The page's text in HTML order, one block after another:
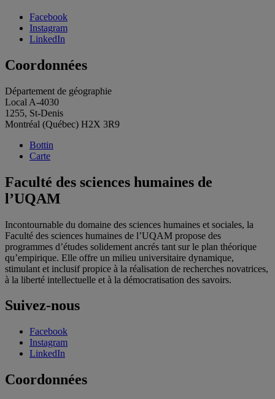
Facebook
Instagram
LinkedIn
Coordonnées
Département de géographie
Local A-4030
1255, St-Denis
Montréal (Québec) H2X 3R9
Bottin
Carte
Faculté des sciences humaines de
l’UQAM
Incontournable du domaine des sciences humaines et sociales, la
Faculté des sciences humaines de l’UQAM propose des
programmes d’études solidement ancrés tant sur le plan théorique
qu’empirique. Elle offre un milieu universitaire dynamique,
stimulant et inclusif propice à la réalisation de recherches novatrices,
à la liberté intellectuelle et à la démocratisation des savoirs.
Suivez-nous
Facebook
Instagram
LinkedIn
Coordonnées